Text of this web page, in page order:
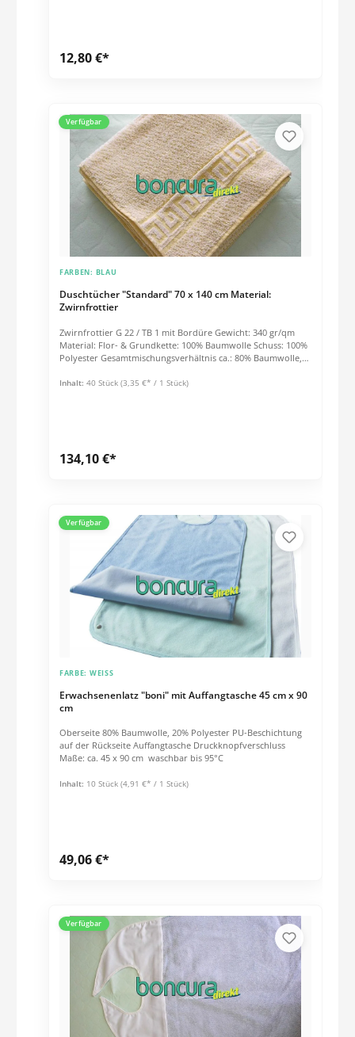
12,80 €*
Verfügbar
Duschtücher "Standard" 70 x 140 cm Material:
Zwirnfrottier
FARBEN: BLAU
Zwirnfrottier G 22 / TB 1 mit Bordüre Gewicht: 340 gr/qm
Material: Flor- & Grundkette: 100% Baumwolle Schuss: 100%
Polyester Gesamtmischungsverhältnis ca.: 80% Baumwolle,
Inhalt: 40 Stück (3,35 €* / 1 Stück)
134,10 €*
Verfügbar
Erwachsenenlatz "boni" mit Auffangtasche 45 cm x 90
cm
FARBE: WEISS
Oberseite 80% Baumwolle, 20% Polyester PU-Beschichtung
auf der Rückseite Auffangtasche Druckknopfverschluss
Maße: ca. 45 x 90 cm waschbar bis 95°C
Inhalt: 10 Stück (4,91 €* / 1 Stück)
49,06 €*
Verfügbar